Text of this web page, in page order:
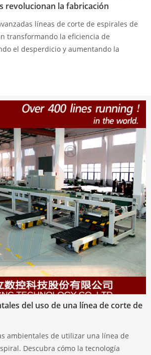
revolucionan la fabricación
líneas de corte de espirales de
transformando la eficiencia de
el desperdicio y aumentando la
del uso de una línea de corte de
ambientales de utilizar una línea de
Descubra cómo la tecnología